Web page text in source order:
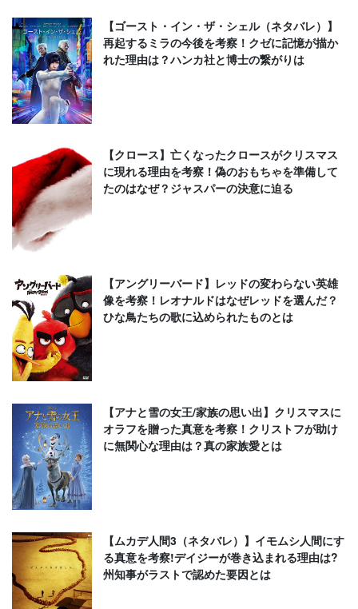
【ゴースト・イン・ザ・シェル（ネタバレ）】
再起するミラの今後を考察！クゼに記憶が描か
れた理由は？ハンカ社と博士の繋がりは
【クロース】亡くなったクロースがクリスマス
に現れる理由を考察！偽のおもちゃを準備して
たのはなぜ？ジャスパーの決意に迫る
【アングリーバード】レッドの変わらない英雄
像を考察！レオナルドはなぜレッドを選んだ？
ひな鳥たちの歌に込められたものとは
【アナと雪の女王/家族の思い出】クリスマスに
オラフを贈った真意を考察！クリストフが助け
に無関心な理由は？真の家族愛とは
【ムカデ人間3（ネタバレ）】イモムシ人間にす
る真意を考察!デイジーが巻き込まれる理由は?
州知事がラストで認めた要因とは